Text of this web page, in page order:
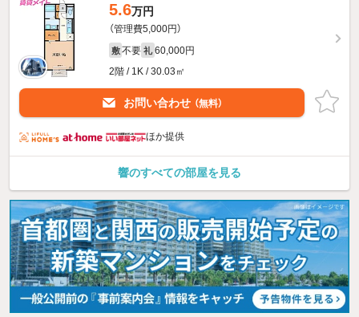
5.6万円
（管理費5,000円）
敷 不要 礼 60,000円
2階 / 1K / 30.03㎡
お問い合わせ （無料）
ほか提供
響のすべての部屋を見る